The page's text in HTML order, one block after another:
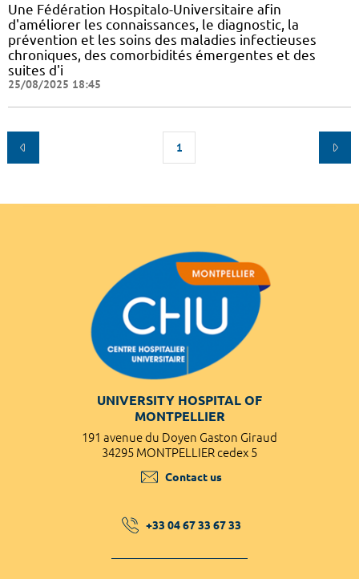
Une Fédération Hospitalo-Universitaire afin
d'améliorer les connaissances, le diagnostic, la
prévention et les soins des maladies infectieuses
chroniques, des comorbidités émergentes et des
suites d'i
25/08/2025 18:45
1
UNIVERSITY HOSPITAL OF
MONTPELLIER
191 avenue du Doyen Gaston Giraud
34295 MONTPELLIER cedex 5
Contact us
+33 04 67 33 67 33